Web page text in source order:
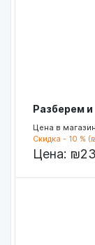
Разберем
Цена в
Скидка - 10 %
Цена: ₪23